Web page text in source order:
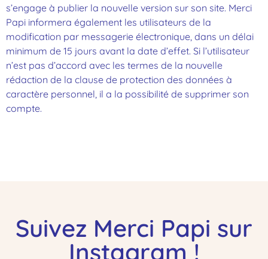
s’engage à publier la nouvelle version sur son site. Merci
Papi informera également les utilisateurs de la
modification par messagerie électronique, dans un délai
minimum de 15 jours avant la date d’effet. Si l’utilisateur
n’est pas d’accord avec les termes de la nouvelle
rédaction de la clause de protection des données à
caractère personnel, il a la possibilité de supprimer son
compte.
Suivez Merci Papi sur
Instagram !